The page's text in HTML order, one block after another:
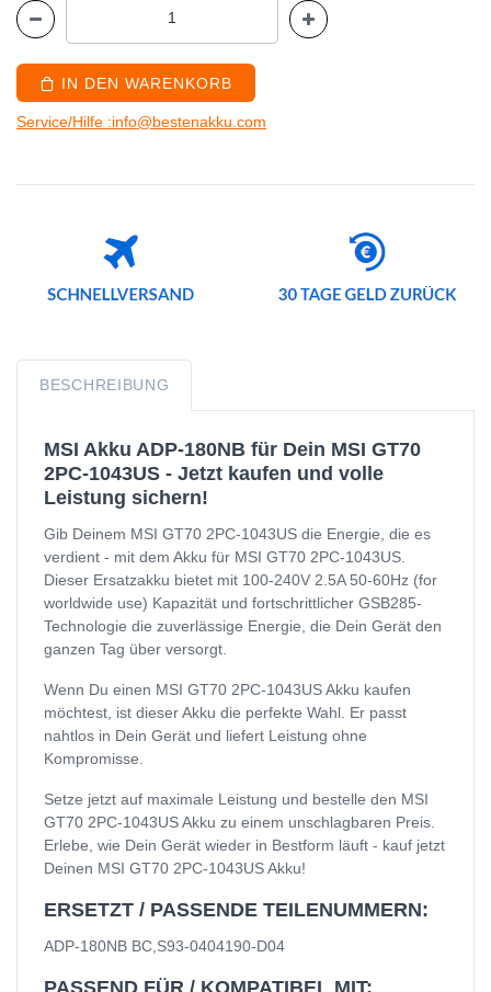
IN DEN WARENKORB
Service/Hilfe :info@bestenakku.com
BESCHREIBUNG
MSI Akku ADP-180NB für Dein MSI GT70
2PC-1043US - Jetzt kaufen und volle
Leistung sichern!
Gib Deinem MSI GT70 2PC-1043US die Energie, die es
verdient - mit dem Akku für MSI GT70 2PC-1043US.
Dieser Ersatzakku bietet mit 100-240V 2.5A 50-60Hz (for
worldwide use) Kapazität und fortschrittlicher GSB285-
Technologie die zuverlässige Energie, die Dein Gerät den
ganzen Tag über versorgt.
Wenn Du einen MSI GT70 2PC-1043US Akku kaufen
möchtest, ist dieser Akku die perfekte Wahl. Er passt
nahtlos in Dein Gerät und liefert Leistung ohne
Kompromisse.
Setze jetzt auf maximale Leistung und bestelle den MSI
GT70 2PC-1043US Akku zu einem unschlagbaren Preis.
Erlebe, wie Dein Gerät wieder in Bestform läuft - kauf jetzt
Deinen MSI GT70 2PC-1043US Akku!
ERSETZT / PASSENDE TEILENUMMERN:
ADP-180NB BC,S93-0404190-D04
PASSEND FÜR / KOMPATIBEL MIT: